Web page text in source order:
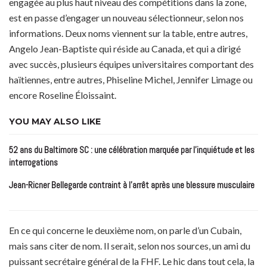
est en passe d’engager un nouveau sélectionneur, selon nos
informations. Deux noms viennent sur la table, entre autres,
Angelo Jean-Baptiste qui réside au Canada, et qui a dirigé
avec succès, plusieurs équipes universitaires comportant des
haïtiennes, entre autres, Phiseline Michel, Jennifer Limage ou
encore Roseline Éloissaint.
YOU MAY ALSO LIKE
52 ans du Baltimore SC : une célébration marquée par l’inquiétude et les
interrogations
Jean-Ricner Bellegarde contraint à l’arrêt après une blessure musculaire
En ce qui concerne le deuxième nom, on parle d’un Cubain,
mais sans citer de nom. Il serait, selon nos sources, un ami du
puissant secrétaire général de la FHF. Le hic dans tout cela, la